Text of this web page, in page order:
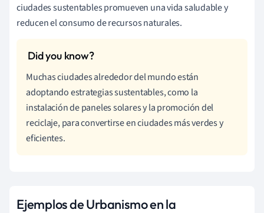
ciudades sustentables promueven una vida saludable y
reducen el consumo de recursos naturales.
Muchas ciudades alrededor del mundo están
adoptando estrategias sustentables, como la
instalación de paneles solares y la promoción del
reciclaje, para convertirse en ciudades más verdes y
eficientes.
Ejemplos de Urbanismo en la